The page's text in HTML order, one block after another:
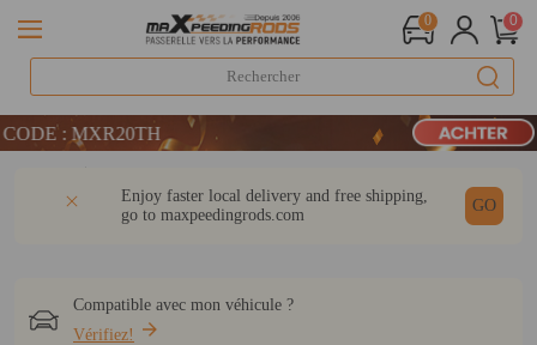
0 0
LIVRAISON GRATUITE À DOMICILE - FR
: MXR20TH
LIVRAISON GRATUITE À DOMICILE - FR
Enjoy faster local delivery and free shipping,
go to maxpeedingrods.com
GO
Compatible avec mon véhicule ?
Vérifiez!